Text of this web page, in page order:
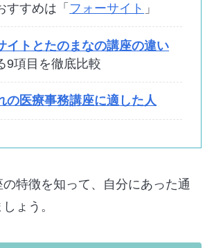
すすめは「 フォーサイト 」
イトとたのまなの講座の違い
9項目を徹底比較
の医療事務講座に適した人
特徴を知って、自分にあった通
ょう。